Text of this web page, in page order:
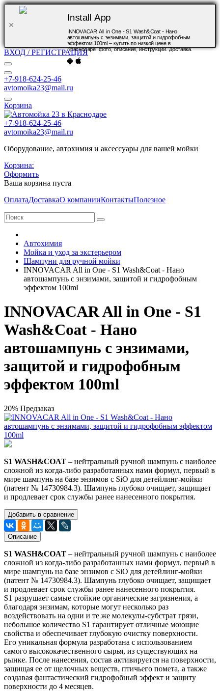
Install App
INNOVACAR All in One - S1 Wash&Coat - Нано
автошампунь с энзимами, защитой и гидрофобным
эффектом 100ml – купить по низкой цене в
Краснодаре: фото, описание, инструкции. Доставка.
ВХОД / РЕГИСТРАЦИЯ
+7-918-624-25-46
avtomoika23@mail.ru
Корзина
+7-918-624-25-46
avtomoika23@mail.ru
Оборудование, автохимия и аксессуары для вашей мойки
Корзина:
Оформить
Ваша корзина пуста
ОплатаДоставкаО компанииКонтактыПолезное
Автохимия
Мойка и уход за экстерьером
Шампуни для ручной мойки
INNOVACAR All in One - S1 Wash&Coat - Нано
автошампунь с энзимами, защитой и гидрофобным
эффектом 100ml
INNOVACAR All in One - S1
Wash&Coat - Нано
автошампунь с энзимами,
защитой и гидрофобным
эффектом 100ml
20% Предзаказ
S1 WASH&COAT – нейтральный ручной шампунь с наиболее
сложной из когда-либо разработанных нами формул, первый в
мире шампунь на базе энзимов с SiO для детейлинг-мойки
(патент № 14730984.3). Шампунь глубоко очищает, защищает
и продлевает срок службы ранее нанесенного покрытия.
Добавить в сравнение
Описание
S1 WASH&COAT – нейтральный ручной шампунь с наиболее
сложной из когда-либо разработанных нами формул, первый в
мире шампунь на базе энзимов с SiO для детейлинг-мойки
(патент № 14730984.3). Шампунь глубоко очищает, защищает
и продлевает срок службы ранее нанесенного покрытия.
S1 разрушает самые стойкие органические загрязнения, а
благодаря энзимам, которые могут несколько раз
воздействовать на одни и те же молекулы-субстрат грязи,
небольшое количество S1 гарантирует отличные моющие
свойства и обеспечивает глубокую очистку поверхности.
Его уникальная формула разработана с использованием
самого высококачественного сырья, из существующих на
рынке. После нанесения, состав активируется на поверхности,
защищая ее от щелочных веществ, птичьего помета, а также
создавая фантастический гидрофобный эффект и защиту
поверхности до 4 месяцев.